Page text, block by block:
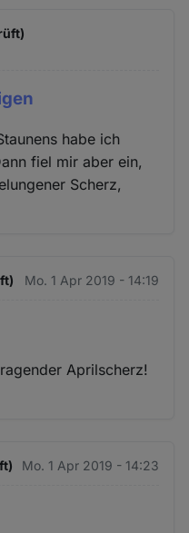
habe ich
fiel mir aber ein,
Scherz,
Mo. 1 Apr 2019 - 14:19
Aprilscherz!
Mo. 1 Apr 2019 - 14:23